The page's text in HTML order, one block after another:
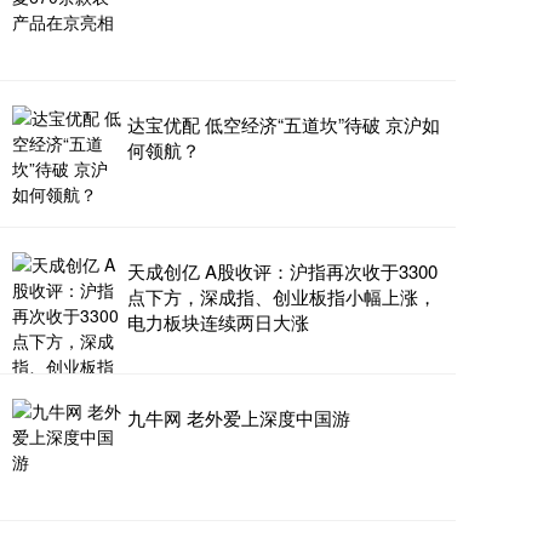
达宝优配 低空经济“五道坎”待破 京沪如
何领航？
天成创亿 A股收评：沪指再次收于3300
点下方，深成指、创业板指小幅上涨，
电力板块连续两日大涨
九牛网 老外爱上深度中国游